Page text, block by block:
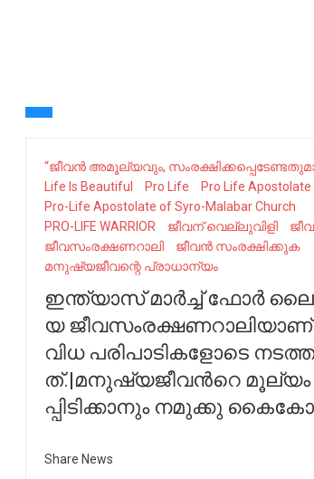
“ജീവന്‍ അമൂല്യവും,
Life Is Beautiful
Pro Life
Pro Life Apostolate
Pro-Life Apostolate of Syro-Malabar Church
PRO-LIFE WARRIOR
ജീവന് വെല്ലുവിളി
ജീ​​​​​വ​​​​​സം​​​​​ര​​​​​ക്ഷ​​​​​ണ​​​​​റാ​​​​​ലി​​​​​
ജീവൻ സംരക്ഷിക്കുക
മനുഷ്യജീവന്റെ പ്രാധാന്യം
ഇ​​​​​ന്ത്യാ​​​​​സ് മാ​​​​​ർ​​​​​ച്ച് ഫോ​​​​​ർ
യ ജീ​​​​​വ​​​​​സം​​​​​ര​​​​​ക്ഷ​​​​​ണ​​​​​റാ​​​​​ലി​​​​​യാ​​​​​ണ്
വി​​​​​ധ പ​​​​​രി​​​​​പാ​​​​​ടി​​​​​ക​​​​​ളോ​​​​​ടെ
ത്.|മ​​​​​നു​​​​​ഷ്യ​​​​​ജീ​​​​​വ​​​​​ന്‍റെ മൂ​​​​​ല്യം
പ്പി​​​​​ടി​​​​​ക്കാ​​​​​നും ന​​​​​മു​​​​​ക്കു
Share News